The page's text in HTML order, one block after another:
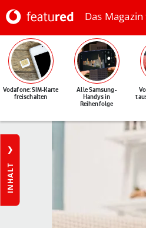
Das
Vodafone: SIM-Karte
freischalten
Alle Samsung-
Handys in
Reihenfolge
INHALT